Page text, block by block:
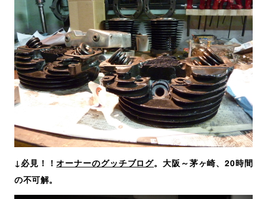
↓必見！！オーナーのグッチブログ。大阪～茅ヶ崎、20時間
の不可解。